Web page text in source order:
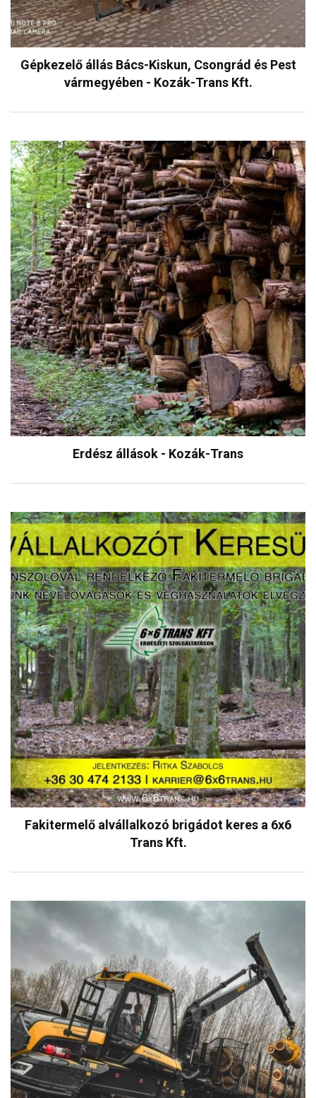
Gépkezelő állás Bács-Kiskun, Csongrád és Pest
vármegyében - Kozák-Trans Kft.
Erdész állások - Kozák-Trans
Fakitermelő alvállalkozó brigádot keres a 6x6
Trans Kft.